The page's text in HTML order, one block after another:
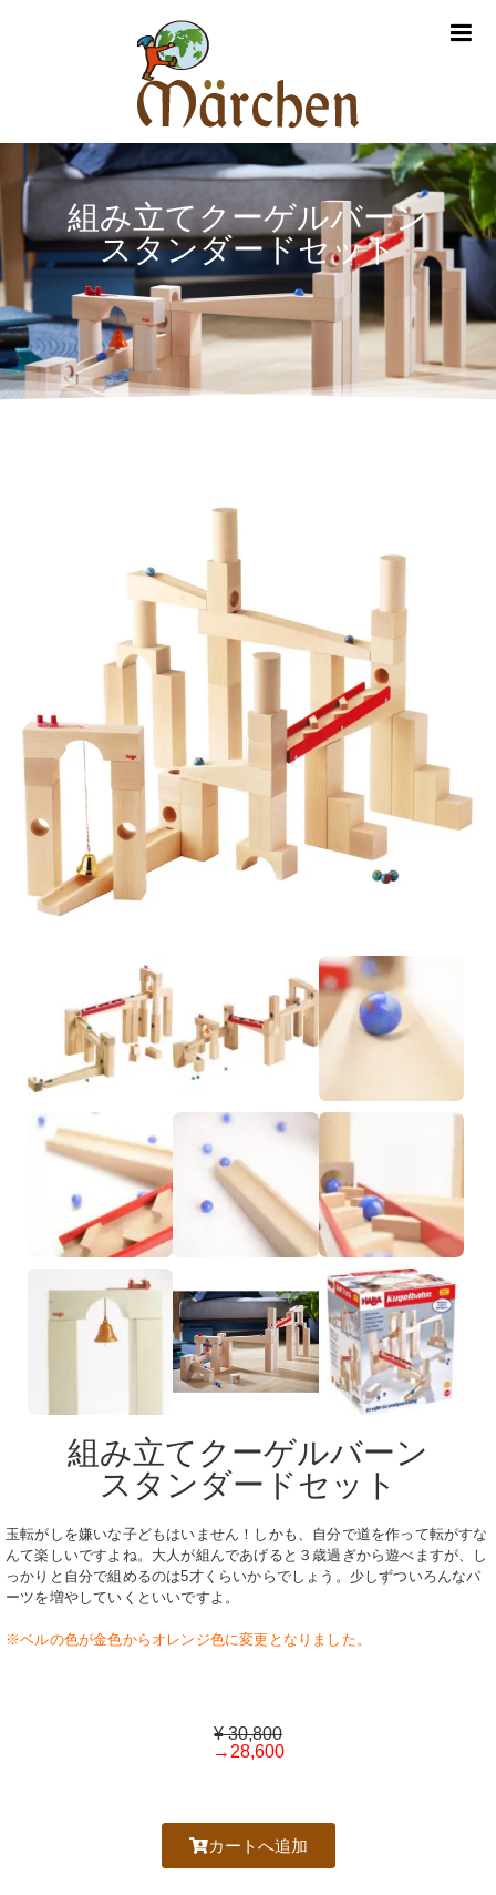
組み立てクーゲルバーン
スタンダードセット
組み立てクーゲルバーン
スタンダードセット
玉転がしを嫌いな子どもはいません！しかも、自分で道を作って転がすな
んて楽しいですよね。大人が組んであげると３歳過ぎから遊べますが、し
っかりと自分で組めるのは5才くらいからでしょう。少しずついろんなパ
ーツを増やしていくといいですよ。
※ベルの色が金色からオレンジ色に変更となりました。
¥ 30,800
→28,600
カートへ追加